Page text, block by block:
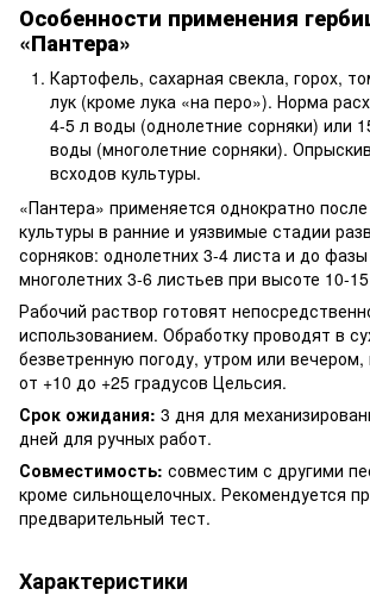
Особенности применения
«Пантера»
Картофель, сахарная свекла, горох,
лук (кроме лука «на перо»). Норма
4-5 л воды (однолетние сорняки) или
воды (многолетние сорняки).
всходов культуры.
«Пантера» применяется однократно
культуры в ранние и уязвимые стадии
сорняков: однолетних 3-4 листа и до
многолетних 3-6 листьев при высоте 10-
Рабочий раствор готовят
использованием. Обработку проводят в
безветренную погоду, утром или вечером,
от +10 до +25 градусов Цельсия.
Срок ожидания: 3 дня для
дней для ручных работ.
Совместимость: совместим с другими
кроме сильнощелочных. Рекомендуется
предварительный тест.
Характеристики